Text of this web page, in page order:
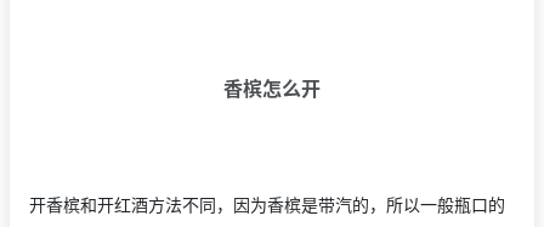
香槟怎么开
开香槟和开红酒方法不同，因为香槟是带汽的，所以一般瓶口的